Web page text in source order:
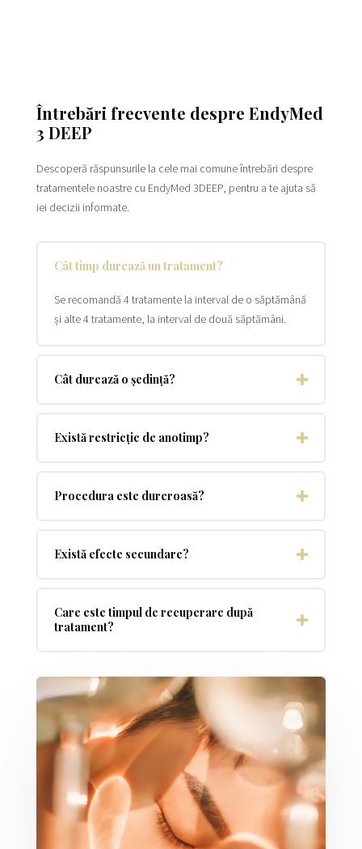
Întrebări frecvente despre EndyMed
3 DEEP
Descoperă răspunsurile la cele mai comune întrebări despre
tratamentele noastre cu EndyMed 3DEEP, pentru a te ajuta să
iei decizii informate.
Cât timp durează un tratament?
Se recomandă 4 tratamente la interval de o săptămână
și alte 4 tratamente, la interval de două săptămâni.
Cât durează o ședință?
Există restricție de anotimp?
Procedura este dureroasă?
Există efecte secundare?
Care este timpul de recuperare după
tratament?